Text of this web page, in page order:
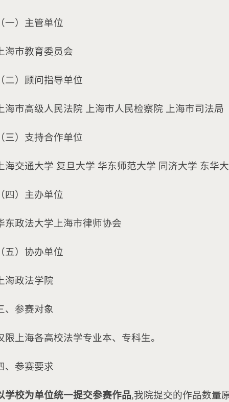
一）主管单位
海市教育委员会
二）顾问指导单位
海市高级人民法院 上海市人民检察院 上海市司法局
三）支持合作单位
海交通大学 复旦大学 华东师范大学 同济大学 东华
四）主办单位
东政法大学上海市律师协会
五）协办单位
海政法学院
、参赛对象
限上海各高校法学专业本、专科生。
、参赛要求
学校为单位统一提交参赛作品,我院提交的作品数量